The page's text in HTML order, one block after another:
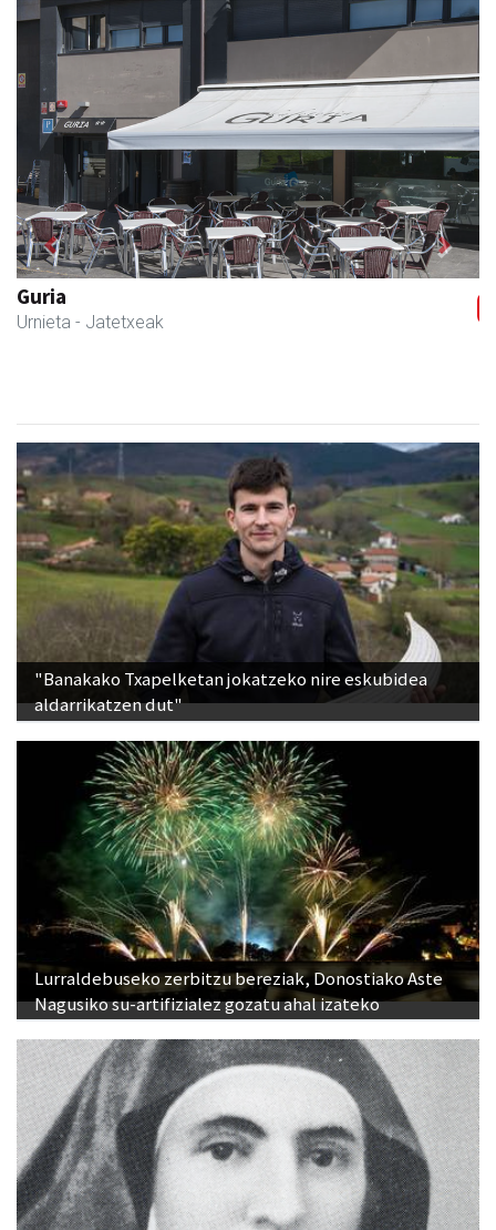
Urnietako AEK euskaltegia
Urnieta - Euskaltegiak
Previous Next
"Banakako Txapelketan jokatzeko nire eskubidea
aldarrikatzen dut"
Lurraldebuseko zerbitzu bereziak, Donostiako Aste
Nagusiko su-artifizialez gozatu ahal izateko